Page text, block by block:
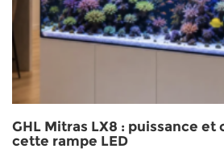
GHL Mitras LX8 : puissance et
cette rampe LED